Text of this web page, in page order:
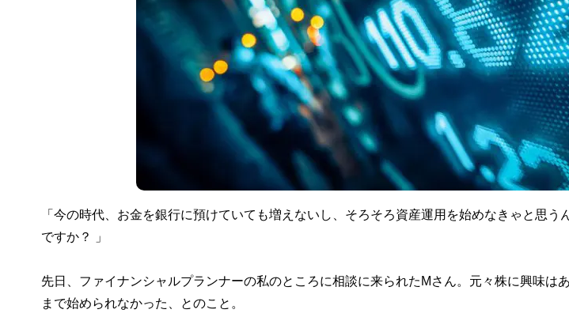
「今の時代、お金を銀行に預けていても増えないし、そろそろ資産運用を始めなきゃと思う
ですか？ 」
先日、ファイナンシャルプランナーの私のところに相談に来られたMさん。元々株に興味は
まで始められなかった、とのこと。